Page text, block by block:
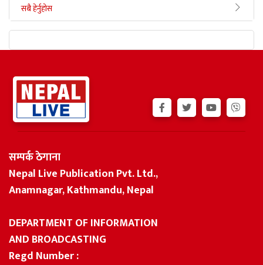
सबै हेर्नुहोस
सम्पर्क ठेगाना
Nepal Live Publication Pvt. Ltd.,
Anamnagar, Kathmandu, Nepal
DEPARTMENT OF INFORMATION
AND BROADCASTING
Regd Number :